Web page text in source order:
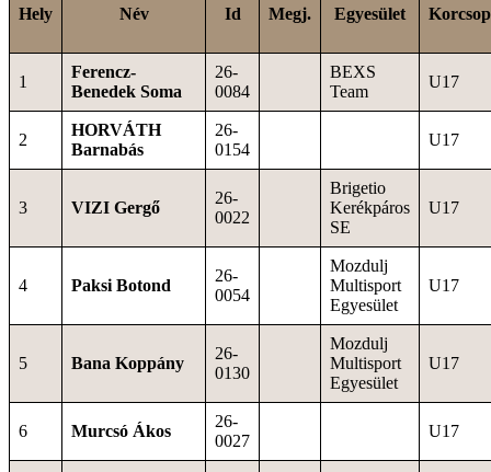
Hely Név Id Megj. Egyesület
1
Ferencz-
Benedek Soma
26-
0084
BEXS
Team
U17
2
HORVÁTH
Barnabás
26-
0154
U17
3 VIZI Gergő
26-
0022
Brigetio
Kerékpáros
SE
U17
4 Paksi Botond
26-
0054
Mozdulj
Multisport
Egyesület
U17
5 Bana Koppány
26-
0130
Mozdulj
Multisport
Egyesület
U17
6 Murcsó Ákos
26-
0027
U17